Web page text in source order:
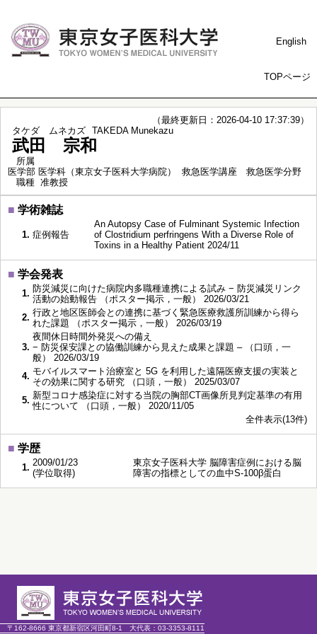
English
TOPページ
（最終更新日：2026-04-10 17:37:39）
タケダ ムネカズ TAKEDA Munekazu
武田 宗和
所属
医学部 医学科（東京女子医科大学病院） 救急医学講座 救急医学分野
職種 准教授
■ 学術雑誌
1. 症例報告
An Autopsy Case of Fulminant Systemic Infection
of Clostridium perfringens With a Diverse Role of
Toxins in a Healthy Patient 2024/11
■ 学会発表
1. 防災減災に向けた病院内多職種連携による試み − 防災減災リンク
活動の始動報告 （ポスター掲示，一般） 2026/03/21
2. 行政と地区医師会との連携に基づく緊急医療救護所訓練から得ら
れた課題 （ポスター掲示，一般） 2026/03/19
3.
夜間休日時間外発災への備え
− 防災保安課との協働訓練から見えた成果と課題 – （口頭，一
般） 2026/03/19
4. モバイルスマート治療室と 5G を利用した遠隔医療支援の実装と
その効果に関する研究 （口頭，一般） 2025/03/07
5. 新型コロナ感染症に対する当院の胸部CT画像所見判定基準の有用
性について （口頭，一般） 2020/11/05
全件表示(13件)
■ 学歴
1. 2009/01/23
(学位取得)
東京女子医科大学 脳障害症例における脳
障害の指標としての血中S-100β蛋白
〒162-8666 東京都新宿区河田町8-1 大代表： 03-3353-8111